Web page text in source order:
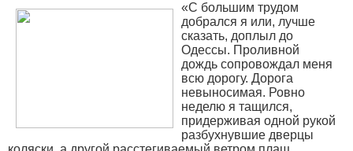
«С большим трудом
добрался я или, лучше
сказать, доплыл до
Одессы. Проливной
дождь сопровождал меня
всю дорогу. Дорога
невыносимая. Ровно
неделю я тащился,
придерживая одной рукой
разбухнувшие дверцы